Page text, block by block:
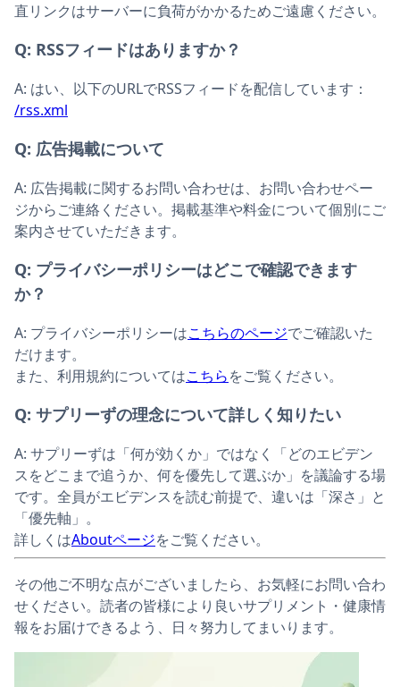
直リンクはサーバーに負荷がかかるためご遠慮ください。
Q: RSSフィードはありますか？
A: はい、以下のURLでRSSフィードを配信しています：
/rss.xml
Q: 広告掲載について
A: 広告掲載に関するお問い合わせは、お問い合わせペー
ジからご連絡ください。掲載基準や料金について個別にご
案内させていただきます。
Q: プライバシーポリシーはどこで確認できます
か？
A: プライバシーポリシーはこちらのページでご確認いた
だけます。
また、利用規約についてはこちらをご覧ください。
Q: サプリーずの理念について詳しく知りたい
A: サプリーずは「何が効くか」ではなく「どのエビデン
スをどこまで追うか、何を優先して選ぶか」を議論する場
です。全員がエビデンスを読む前提で、違いは「深さ」と
「優先軸」。
詳しくはAboutページをご覧ください。
その他ご不明な点がございましたら、お気軽にお問い合わ
せください。読者の皆様により良いサプリメント・健康情
報をお届けできるよう、日々努力してまいります。